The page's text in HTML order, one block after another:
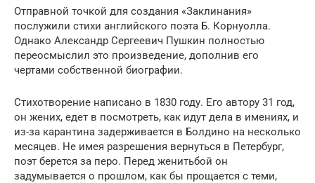
Отправной точкой для создания «Заклинания»
послужили стихи английского поэта Б. Корнуолла.
Однако Александр Сергеевич Пушкин полностью
переосмыслил это произведение, дополнив его
чертами собственной биографии.
Стихотворение написано в 1830 году. Его автору 31 год,
он жених, едет в посмотреть, как идут дела в имениях, и
из-за карантина задерживается в Болдино на несколько
месяцев. Не имея разрешения вернуться в Петербург,
поэт берется за перо. Перед женитьбой он
задумывается о прошлом, как бы прощается с теми,